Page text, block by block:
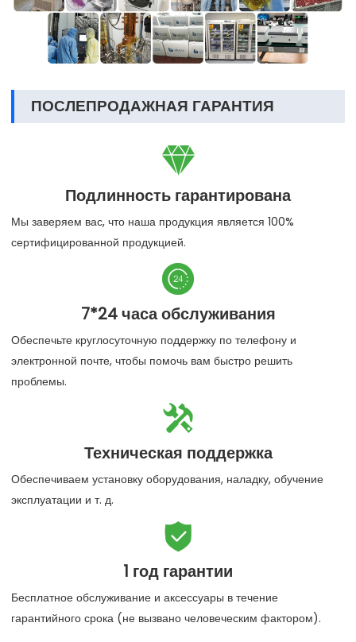
ПОСЛЕПРОДАЖНАЯ ГАРАНТИЯ

Подлинность гарантирована
Мы заверяем вас, что наша продукция является 100%
сертифицированной продукцией.

7*24 часа обслуживания
Обеспечьте круглосуточную поддержку по телефону и
электронной почте, чтобы помочь вам быстро решить
проблемы.

Техническая поддержка
Обеспечиваем установку оборудования, наладку, обучение
эксплуатации и т. д.

1 год гарантии
Бесплатное обслуживание и аксессуары в течение
гарантийного срока (не вызвано человеческим фактором).